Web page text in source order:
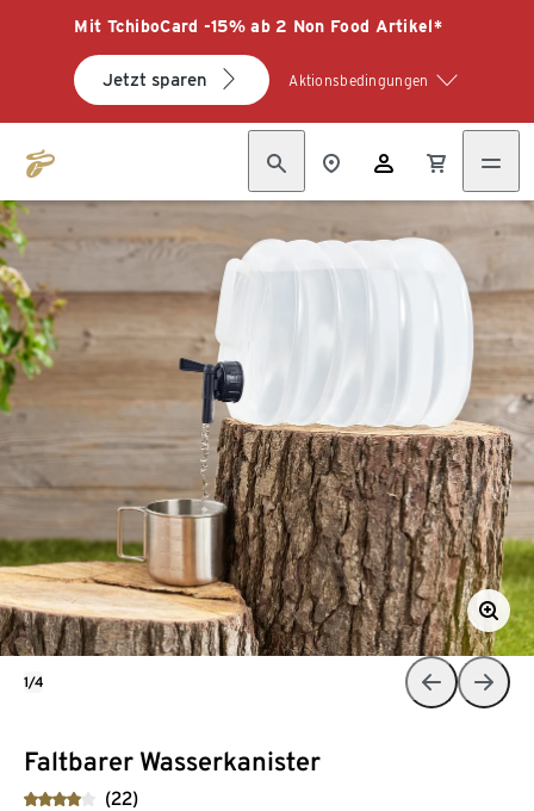
Mit TchiboCard -15% ab 2 Non Food Artikel*
Jetzt sparen Aktionsbedingungen
Faltbarer Wasserkanister
(22)
1/4